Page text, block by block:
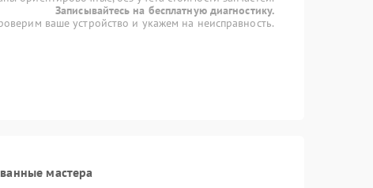
Записывайтесь на бесплатную диагностику.
ваше устройство и укажем на неисправность.
мастера